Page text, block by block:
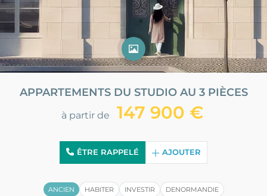
APPARTEMENTS DU STUDIO AU 3 PIÈCES
à partir de 147 900 €
ÊTRE RAPPELÉ AJOUTER
ANCIEN HABITER INVESTIR DENORMANDIE